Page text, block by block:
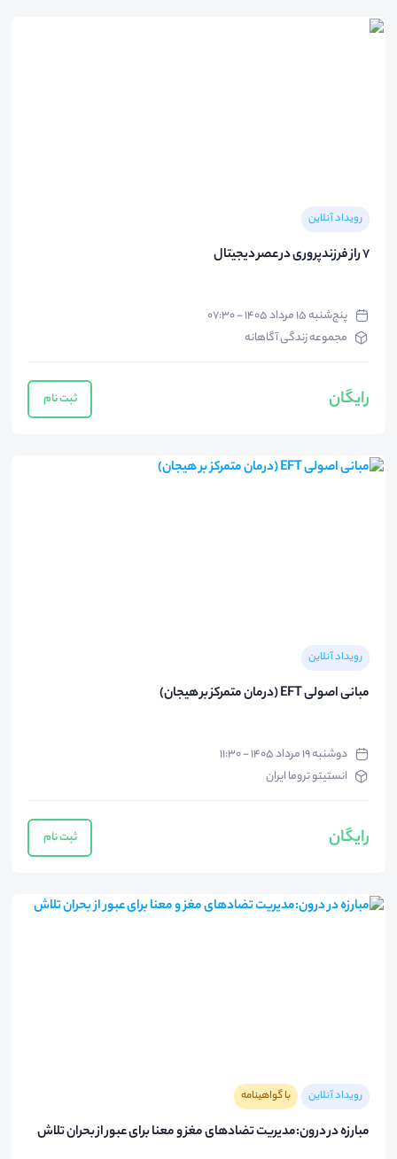
رویداد آنلاین
۷ راز فرزندپروری در عصر دیجیتال
پنج‌شنبه ۱۵ مرداد ۱۴۰۵ - ۰۷:۳۰
مجموعه زندگی آگاهانه
رایگان ثبت نام
رویداد آنلاین
مبانی اصولی EFT (درمان متمرکز بر هیجان)
دوشنبه ۱۹ مرداد ۱۴۰۵ - ۱۱:۳۰
انستیتو تروما ایران
رایگان ثبت نام
رویداد آنلاین با گواهینامه
مبارزه در درون:مدیریت تضادهای مغز و معنا برای عبور از بحران تلاش